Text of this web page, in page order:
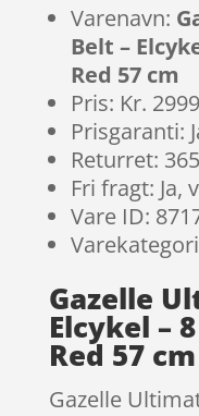
Varenavn:
Belt –
Red 57 cm
Pris: Kr.
Prisgaranti:
Returret:
Fri fragt: Ja,
Vare ID:
Gazelle
Elcykel –
Red 57
Gazelle